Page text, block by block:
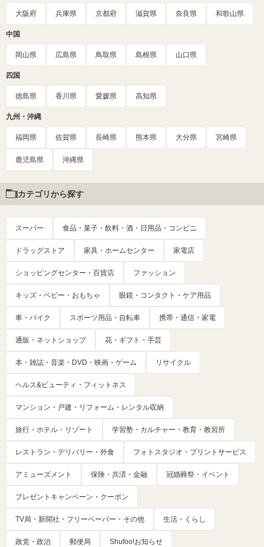
大阪府 兵庫県 京都府 滋賀県 奈良県 和歌山県
中国
岡山県 広島県 鳥取県 島根県 山口県
四国
徳島県 香川県 愛媛県 高知県
九州・沖縄
福岡県 佐賀県 長崎県 熊本県 大分県 宮崎県
鹿児島県 沖縄県
カテゴリから探す
スーパー 食品・菓子・飲料・酒・日用品・コンビニ
ドラッグストア 家具・ホームセンター 家電店
ショッピングセンター・百貨店 ファッション
キッズ・ベビー・おもちゃ 眼鏡・コンタクト・ケア用品
車・バイク スポーツ用品・自転車 携帯・通信・家電
通販・ネットショップ 花・ギフト・手芸
本・雑誌・音楽・DVD・映画・ゲーム リサイクル
ヘルス&ビューティ・フィットネス
マンション・戸建・リフォーム・レンタル収納
旅行・ホテル・リゾート 学習塾・カルチャー・教育・教習所
レストラン・デリバリー・外食 フォトスタジオ・プリントサービス
アミューズメント 保険・共済・金融 冠婚葬祭・イベント
プレゼントキャンペーン・クーポン
TV局・新聞社・フリーペーパー・その他 生活・くらし
政党・政治 郵便局 Shufoo!お知らせ